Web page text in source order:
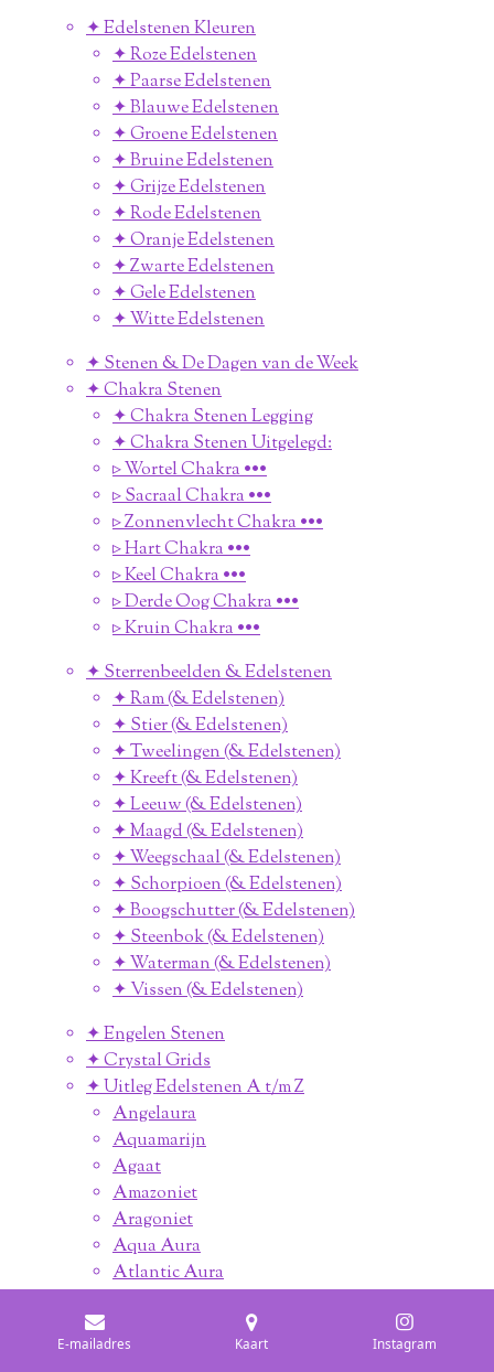
✦ Edelstenen Kleuren
✦ Roze Edelstenen
✦ Paarse Edelstenen
✦ Blauwe Edelstenen
✦ Groene Edelstenen
✦ Bruine Edelstenen
✦ Grijze Edelstenen
✦ Rode Edelstenen
✦ Oranje Edelstenen
✦ Zwarte Edelstenen
✦ Gele Edelstenen
✦ Witte Edelstenen
✦ Stenen & De Dagen van de Week
✦ Chakra Stenen
✦ Chakra Stenen Legging
✦ Chakra Stenen Uitgelegd:
▹ Wortel Chakra •••
▹ Sacraal Chakra •••
▹ Zonnenvlecht Chakra •••
▹ Hart Chakra •••
▹ Keel Chakra •••
▹ Derde Oog Chakra •••
▹ Kruin Chakra •••
✦ Sterrenbeelden & Edelstenen
✦ Ram (& Edelstenen)
✦ Stier (& Edelstenen)
✦ Tweelingen (& Edelstenen)
✦ Kreeft (& Edelstenen)
✦ Leeuw (& Edelstenen)
✦ Maagd (& Edelstenen)
✦ Weegschaal (& Edelstenen)
✦ Schorpioen (& Edelstenen)
✦ Boogschutter (& Edelstenen)
✦ Steenbok (& Edelstenen)
✦ Waterman (& Edelstenen)
✦ Vissen (& Edelstenen)
✦ Engelen Stenen
✦ Crystal Grids
✦ Uitleg Edelstenen A t/m Z
Angelaura
Aquamarijn
Agaat
Amazoniet
Aragoniet
Aqua Aura
Atlantic Aura
Apatiet
E-mailadres Kaart Instagram